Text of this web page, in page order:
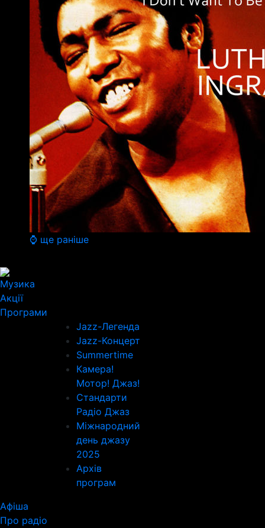
⌚ ще раніше
Музика
Акції
Програми
Jazz-Легенда
Jazz-Концерт
Summertime
Камера!
Мотор! Джаз!
Стандарти
Радіо Джаз
Міжнародний
день джазу
2025
Архів
програм
Афіша
Про радіо